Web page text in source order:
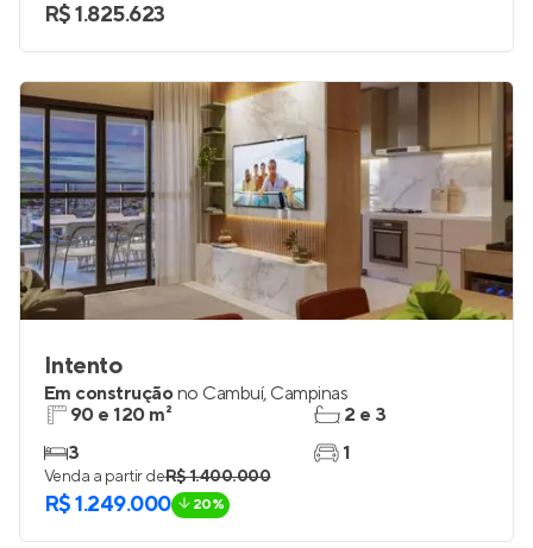
R$ 1.825.623
Intento
Em construçãono Cambuí, Campinas
90 e 120 m²
3
2 e 3
1
Venda a partir deR$ 1.400.000
R$ 1.249.000 20%